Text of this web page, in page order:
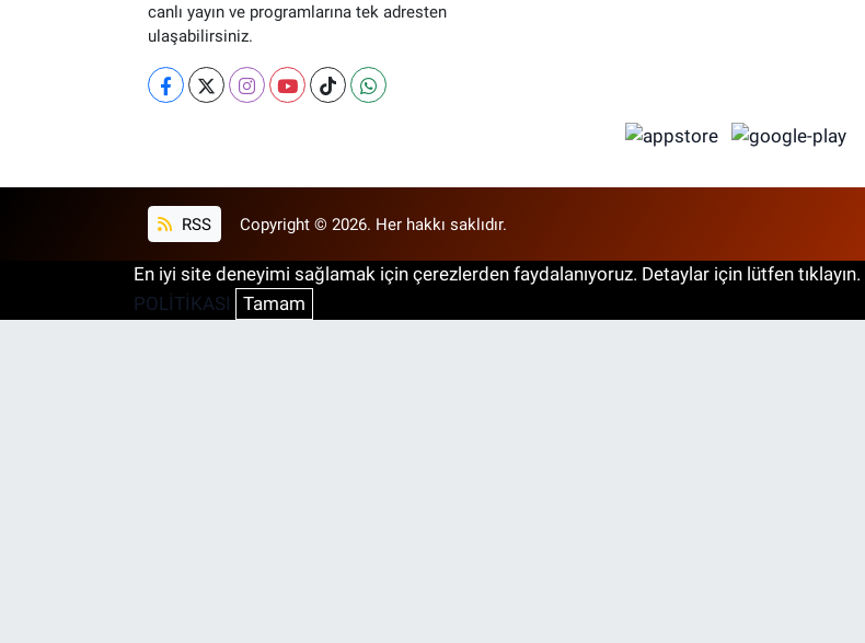
canlı yayın ve programlarına tek adresten
ulaşabilirsiniz.
RSS Copyright © 2026. Her hakkı saklıdır.
En iyi site deneyimi sağlamak için çerezlerden faydalanıyoruz. Detaylar için lütfen tıklayın.
POLİTİKASI
Tamam